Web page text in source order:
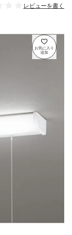
レビューを書く